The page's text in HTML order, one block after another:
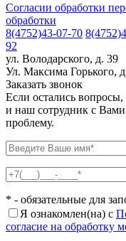
Cогласии обработки
обработки
8(4752)43-07-70
92
ул. Володарского, д. 39
Ул. Максима Горького,
Заказать звонок
Если остались
и наш сотрудник с
проблему.
* - обязательные для
Я ознакомлен(на) с
согласие на обработку